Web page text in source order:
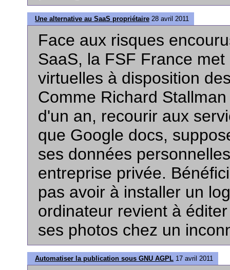
Une alternative au SaaS propriétaire 28 avril 2011
Face aux risques
SaaS, la FSF France
virtuelles à disposition
Comme Richard
d'un an, recourir aux
que Google docs,
ses données
entreprise privée.
pas avoir à installer un
ordinateur revient à
ses photos chez un
Automatiser la publication sous GNU AGPL 17 avril 2011